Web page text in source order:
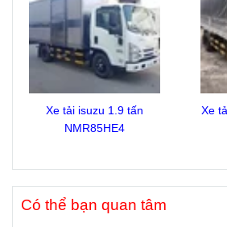
Xe tải isuzu 1.9 tấn
NMR85HE4
Xe
Có thể bạn quan tâm